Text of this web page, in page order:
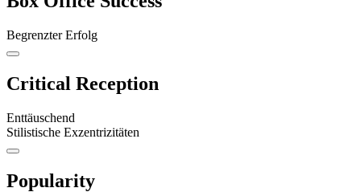
Begrenzter Erfolg
Critical Reception
Enttäuschend
Stilistische Exzentrizitäten
Popularity